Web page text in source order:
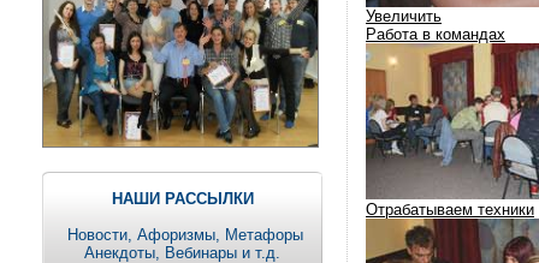
НАШИ РАССЫЛКИ
Новости, Aфоризмы, Метафоры
Анекдоты, Вебинары и т.д.
Увеличить
Работа в командах
Отрабатываем техники